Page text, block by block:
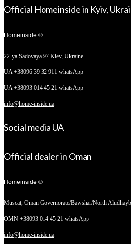
Official Homeinside in Kyiv,
Homeinside ®
22-ya Sadovaya 97 Kiev, Ukraine
UA +38096 39 32 911 whatsApp
UA +38093 014 45 21 whatsApp
info@home-inside.ua
Social media UA
Official dealer in Oman
Homeinside ®
Muscat, Oman Governorate/Bawshar/North
OMN +38093 014 45 21 whatsApp
info@home-inside.ua